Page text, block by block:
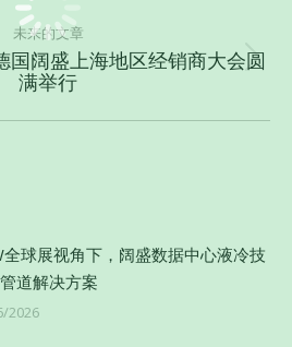
的
文
章：
未来的文章
未
来
的
国阔盛上海地区经销商大会圆
满举行
全球展视角下，阔盛数据中心液冷技
道解决方案
2026